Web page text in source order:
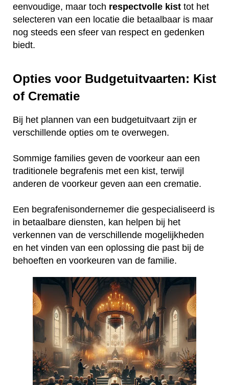
eenvoudige, maar toch respectvolle kist tot het
selecteren van een locatie die betaalbaar is maar
nog steeds een sfeer van respect en gedenken
biedt.
Opties voor Budgetuitvaarten: Kist
of Crematie
Bij het plannen van een budgetuitvaart zijn er
verschillende opties om te overwegen.
Sommige families geven de voorkeur aan een
traditionele begrafenis met een kist, terwijl
anderen de voorkeur geven aan een crematie.
Een begrafenisondernemer die gespecialiseerd is
in betaalbare diensten, kan helpen bij het
verkennen van de verschillende mogelijkheden
en het vinden van een oplossing die past bij de
behoeften en voorkeuren van de familie.